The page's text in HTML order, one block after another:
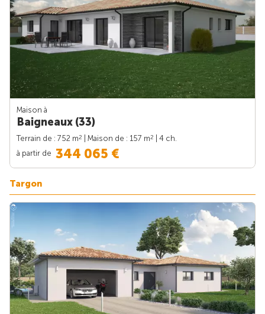
Maison à
Baigneaux (33)
Terrain de : 752 m2 | Maison de : 157 m2
| 4 ch.
à partir de 344 065 €
Targon